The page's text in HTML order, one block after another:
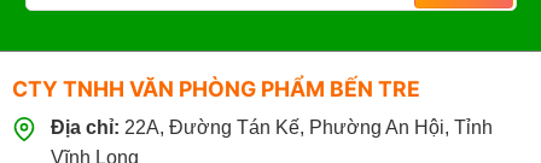
CTY TNHH VĂN PHÒNG PHẨM BẾN TRE
Địa chỉ: 22A, Đường Tán Kế, Phường An Hội, Tỉnh
Vĩnh Long